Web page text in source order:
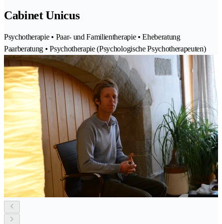
Cabinet Unicus
Psychotherapie • Paar- und Familientherapie • Eheberatung
Paarberatung • Psychotherapie (Psychologische Psychotherapeuten)